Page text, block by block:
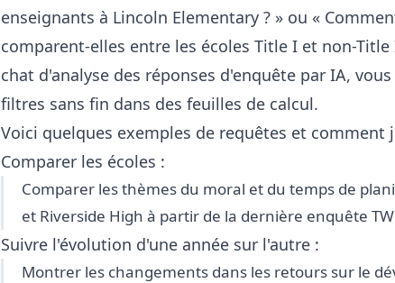
enseignants à Lincoln Elementary ? » ou «
comparent-elles entre les écoles Title I et non-
chat d'analyse des réponses d'enquête par IA,
filtres sans fin dans des feuilles de calcul.
Voici quelques exemples de requêtes et comment
Comparer les écoles :
Comparer les thèmes du moral et du temps de
et Riverside High à partir de la dernière enquête
Suivre l'évolution d'une année sur l'autre :
Montrer les changements dans les retours sur le